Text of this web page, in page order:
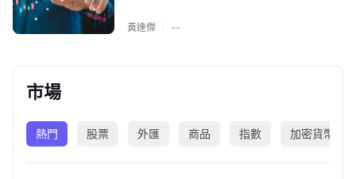
黃達傑 --
市場
熱門 股票 外匯 商品 指數 加密貨幣